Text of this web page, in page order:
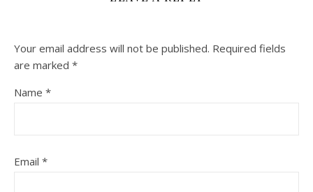
Your email address will not be published. Required fields
are marked *
Name *
Email *